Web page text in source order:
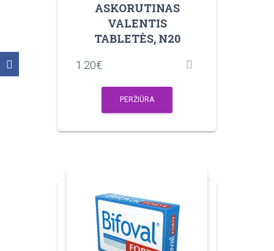
ASKORUTINAS
VALENTIS
TABLETĖS, N20
1.20€
PERŽIŪRA